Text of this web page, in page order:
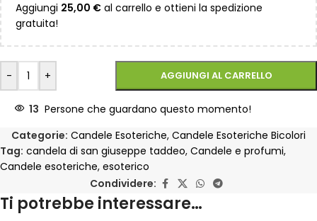
Aggiungi 25,00 € al carrello e ottieni la spedizione
gratuita!
- + AGGIUNGI AL CARRELLO
13 Persone che guardano questo momento!
Categorie: Candele Esoteriche, Candele Esoteriche Bicolori
Tag: candela di san giuseppe taddeo, Candele e profumi,
Candele esoteriche, esoterico
Condividere:
Ti potrebbe interessare…